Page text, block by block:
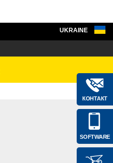
КОНТАКТ
SOFTWARE
UKRAINE